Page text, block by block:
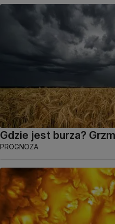
Gdzie jest burza?
PROGNOZA